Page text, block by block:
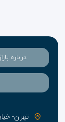
درباره
تهران-